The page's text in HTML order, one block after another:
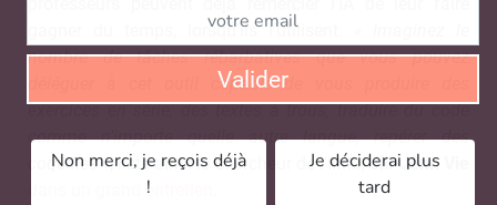
gagner du temps, lorsqu’ils l’utilisent.
nombre de tâches rébarbatives que vous pouvez
déléguer à cet outil capable de vous produire des
exercices en série, des textes à trous, traduire du code
comme n’importe quelle autre langue, repérer des
coquilles », liste ainsi le chercheur de l’Inria,Jill-Jênn Vie
dans un grand entretien
Valider
Non merci, je reçois déjà
!
Je déciderai plus
tard